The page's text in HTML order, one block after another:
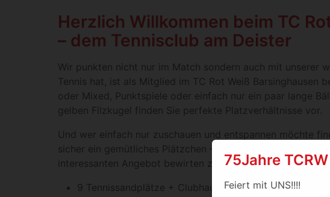
75Jahre
Feiert mit UNS!!!!
Herzlich Willkommen beim TC
– dem Tennisclub am Deister
Wir punkten nicht nur im Match sondern auch mit unserer
Tennis hat, ist als Mitglied im TC Rot Weiß Barsinghausen
oder Mixed, Punktspiele oder einfach nur ein paar lange
gelben Filzkugel finden Sie perfekte Platzverhältnisse vor.
Und wer einfach nur zuschauen und entspannen möchte
sicher ein gemütliches Plätzchen – Elena und Riad freuen
interessanten Angebot bewirten zu können.
9 Tennissandplätze + Clubhaus mit Gastronomie und